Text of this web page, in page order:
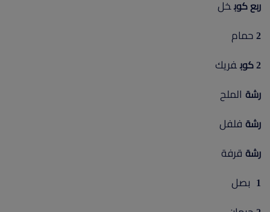
ربع كوب خل
2 حمام
2 كوب فريك
رشة الملح
رشة فلفل
رشة قرفة
1 بصل